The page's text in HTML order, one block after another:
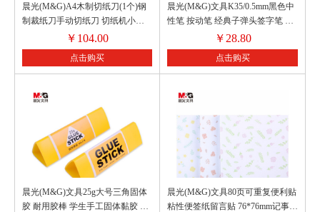
晨光(M&G)A4木制切纸刀(1个)钢
制裁纸刀手动切纸刀 切纸机小型
相片照片裁剪器 ASSN2209
￥ 104.00
点击购买
晨光(M&G)文具K35/0.5mm黑色中
性笔 按动笔 经典子弹头签字笔 办
公用水笔 12支/盒
￥ 28.80
点击购买
晨光(M&G)文具25g大号三角固体
胶 耐用胶棒 学生手工固体黏胶 快
晨光(M&G)文具80页可重复便利贴
粘性便签纸留言贴 76*76mm记事贴